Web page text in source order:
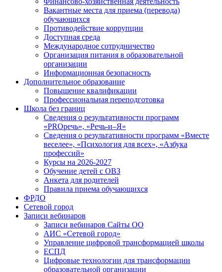
Вакантные места для приема (перевода)
обучающихся
Противодействие коррупции
Доступная среда
Международное сотрудничество
Организация питания в образовательной
организации
Информационная безопасность
Дополнительное образование
Повышение квалификации
Профессиональная переподготовка
Школа без границ
Сведения о результативности программ
«PROречь», «Речь-и–Я»
Сведения о результативности программ «Вместе
веселее», «Психология для всех», «Азбука
профессий»
Курсы на 2026-2027
Обучение детей с ОВЗ
Анкета для родителей
Правила приема обучающихся
ФРДО
Сетевой город
Записи вебинаров
Записи вебинаров Сайты ОО
АИС «Сетевой город»
Управление цифровой трансформацией школы
ЕСПД
Цифровые технологии для трансформации
образовательной организации